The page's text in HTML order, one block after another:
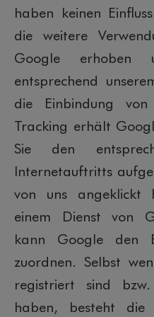
haben keinen
die weitere
Google erhoben
entsprechend
die Einbindung von
Tracking erhält
Sie den
Internetauftritts
von uns angeklickt
einem Dienst von
kann Google den
zuordnen. Selbst
registriert sind
haben, besteht die